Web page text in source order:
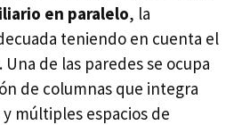
en paralelo, la
teniendo en cuenta el
de las paredes se ocupa
de columnas que integra
múltiples espacios de